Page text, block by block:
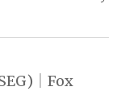
｜Fox